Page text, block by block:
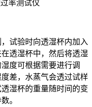
率测试仪
试验时向透湿杯内加入
透湿杯中，然后将透湿
度可根据需要进行调
差，水蒸气会透过试样
湿杯的重量随时间的变
。